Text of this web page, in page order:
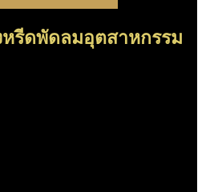
หรีดพัดลมอุตสาหกรรม